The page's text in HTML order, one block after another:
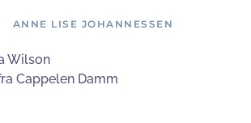
ANNE LISE JOHANNESSEN
Wilson
Cappelen Damm